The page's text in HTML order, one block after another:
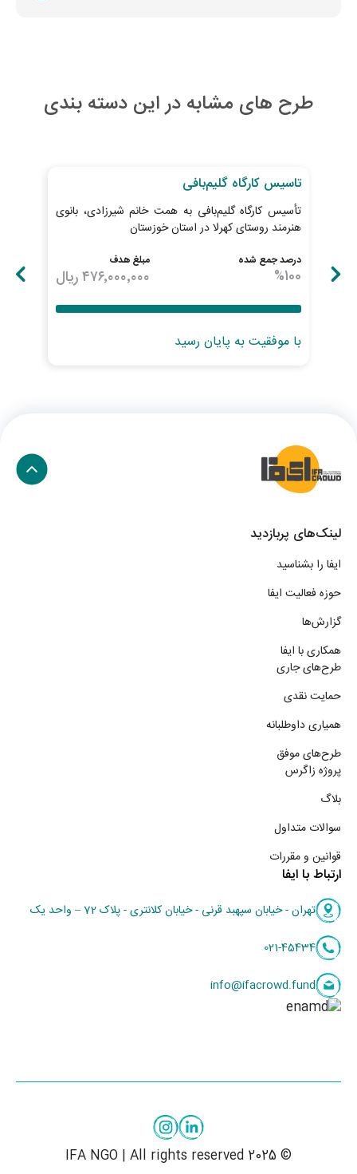
طرح های مشابه در این دسته بندی
تاسيس کارگاه گلیم‌بافی
تأسیس کارگاه گلیم‌بافی به همت خانم شیرزادی، بانوی
هنرمند روستای کهرلا در استان خوزستان
درصد جمع شده
%100
مبلغ هدف
۴۷۶٬۰۰۰٬۰۰۰ریال
با موفقیت به پایان رسید
لینک‌های پربازدید
ایفا را بشناسید
حوزه فعالیت ایفا
گزارش‌ها
همکاری با ایفا
طرح‌های جاری
حمایت نقدی
همیاری داوطلبانه
طرح‌های موفق
پروژه زاگرس
بلاگ
سوالات متداول
قوانین و مقررات
ارتباط با ایفا
تهران - خیابان سپهبد قرنی - خیابان کلانتری - پلاک 72 – واحد یک
021-45434
info@ifacrowd.fund
© 2025 IFA NGO | All rights reserved